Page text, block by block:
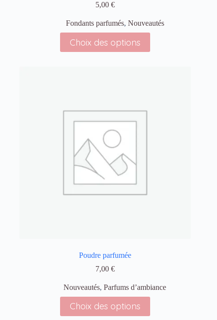
5,00€
Fondants parfumés, Nouveautés
Choix des options
Poudre parfumée
7,00€
Nouveautés,Parfums d’ambiance
Choix des options